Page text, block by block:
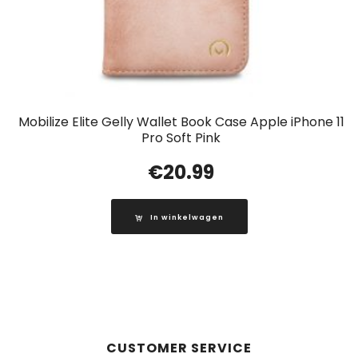
Mobilize Elite Gelly Wallet Book Case Apple iPhone 11
Pro Soft Pink
€20.99
In winkelwagen
CUSTOMER SERVICE